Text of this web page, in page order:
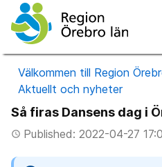
Välkommen till Region
Aktuellt och nyheter
Så firas Dansens dag i
access_timePublished: 2022-04-27